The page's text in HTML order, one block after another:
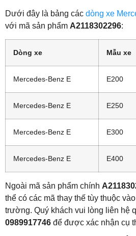
Dưới đây là bảng các dòng xe
với mã sản phẩm A2118302296:
Dòng xe Mẫu xe
Mercedes-Benz E E200
Mercedes-Benz E E250
Mercedes-Benz E E300
Mercedes-Benz E E400
Ngoài mã sản phẩm chính
thể có các mã thay thế tùy thuộc
trường. Quý khách vui lòng liên hệ
0989917746 để được xác nhận cụ